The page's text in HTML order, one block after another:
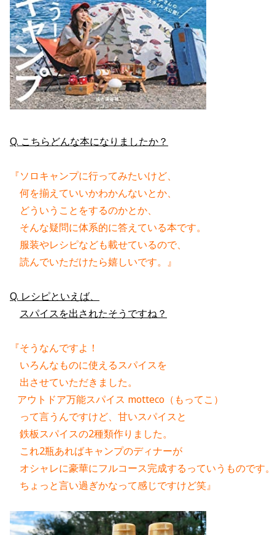
Q. こちらどんな本になりましたか？
『ソロキャンプに行ってみたいけど、
何を揃えていいかわかんないとか、
どういうことをするのかとか、
そんな疑問に体系的に答えている本です。
服装やレシピなども載せているので、
読んでいただけたら嬉しいです。』
Q. レシピといえば、
スパイスを出されたそうですね？
『そうなんですよ！
いろんなものに使えるスパイスを
出させていただきました。
   アウトドア万能スパイス motteco（もってこ）
って言うんですけど、甘いスパイスと
鉄板スパイスの2種類作りました。
これ2瓶あればキャンプのディナーが
オシャレに豪華にフルコース完成するっていうものです。
ちょっと言い過ぎかなって感じですけど笑』